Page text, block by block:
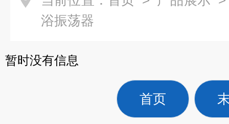
浴振荡器
暂时没有信息
首页